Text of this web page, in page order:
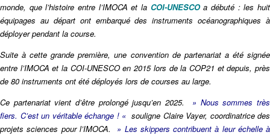
monde, que l’histoire entre l’IMOCA et la COI-UNESCOa débuté : les huit
équipages au départ ont embarqué des instruments océanographiques à
déployer pendant la course.
Suite à cette grande première, une convention de partenariat a été signée
entre l’IMOCA et la COI-UNESCO en 2015 lors de la COP21 et depuis, près
de 80 instruments ont été déployés lors de courses au large.
Ce partenariat vient d’être prolongé jusqu’en 2025. » Nous sommes très
fiers. C’est un véritable échange ! « souligne Claire Vayer, coordinatrice des
projets sciences pour l’IMOCA.
» Les skippers contribuent à leur échelle à